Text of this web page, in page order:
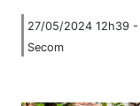
27/05/2024 12h39
Secom